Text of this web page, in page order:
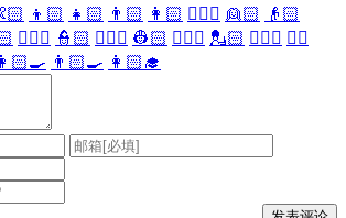
👦🏻 👧🏻 👨🏻 👩🏻 👱🏻‍♀️ 👱🏻
👴🏻
👮🏻‍♀️ 👮🏻 👷🏻‍♀️ 👷🏻 💂🏻‍♀️ 💂🏻 🕵🏻‍♀️ 🕵🏻
👨🏻‍🍳 👩🏻‍🎓